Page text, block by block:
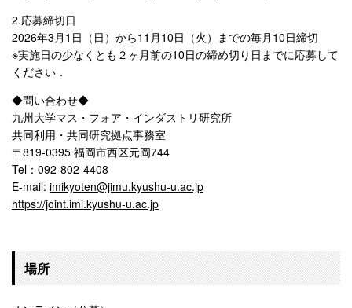
2.応募締切⽇
2026年3月1日（日）から11月10日（火）までの毎月10日締切
※実施⽇の少なくとも２ヶ⽉前の10⽇の締め切り⽇までに応募して
ください．
◆問い合わせ◆
九州⼤学マス・フォア・インダストリ研究所
共同利⽤・共同研究拠点事務室
〒819-0395 福岡市⻄区元岡744
Tel：092-802-4408
E-mail: imikyoten@jimu.kyushu-u.ac.jp
https://joint.imi.kyushu-u.ac.jp
場所